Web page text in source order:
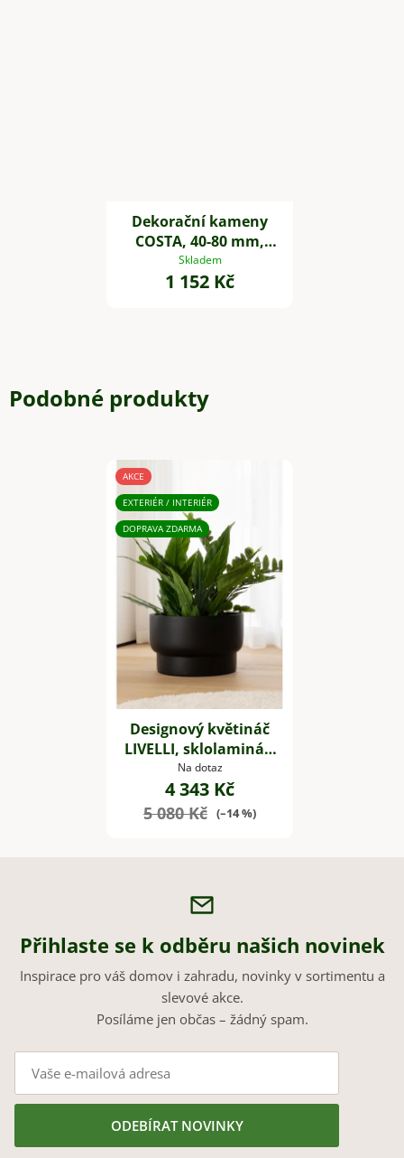
Dekorační kameny
COSTA, 40-80 mm,
plast, černá
Skladem
1 152 Kč
Podobné produkty
AKCE
EXTERIÉR / INTERIÉR
DOPRAVA ZDARMA
Designový květináč
LIVELLI, sklolaminát,
výška 33 cm, černý
Na dotaz
4 343 Kč
5 080 Kč (–14 %)
Přihlaste se k odběru našich novinek
Inspirace pro váš domov i zahradu, novinky v sortimentu a
slevové akce.
Posíláme jen občas – žádný spam.
ODEBÍRAT NOVINKY